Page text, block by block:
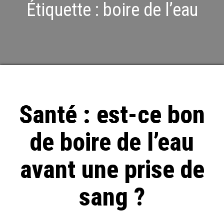
Étiquette : boire de l’eau
Santé : est-ce bon
de boire de l’eau
avant une prise de
sang ?